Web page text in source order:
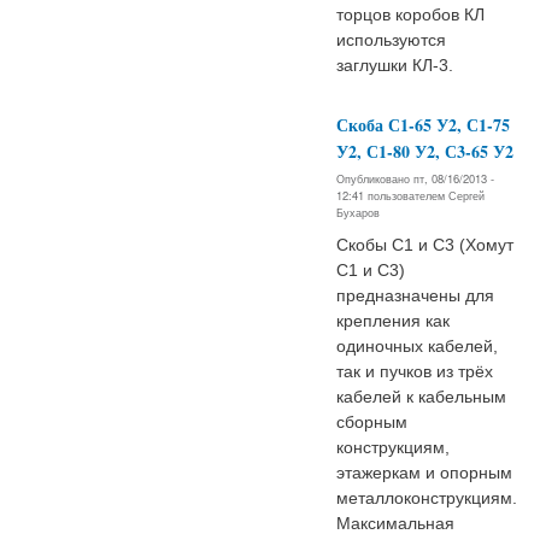
торцов коробов КЛ
используются
заглушки КЛ-3.
Скоба С1-65 У2, С1-75
У2, С1-80 У2, С3-65 У2
Опубликовано пт, 08/16/2013 -
12:41 пользователем Сергей
Бухаров
Скобы С1 и С3 (Хомут
С1 и С3)
предназначены для
крепления как
одиночных кабелей,
так и пучков из трёх
кабелей к кабельным
сборным
конструкциям,
этажеркам и опорным
металлоконструкциям.
Максимальная